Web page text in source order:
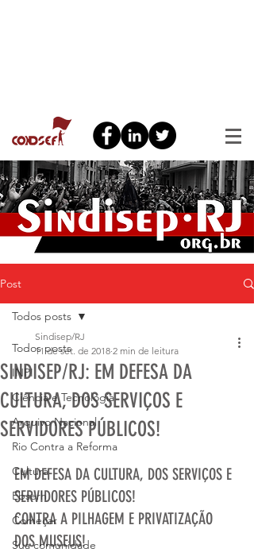
Post
Todos posts
INPI
Ciência e Tecnologia
Arquivo Nacional
Rio Contra a Reforma
Cultura
Ebserh
Começar
Sua comunidade
Todos posts
SINDISEP/RJ: EM DEFESA DA
CULTURA, DOS SERVIÇOS E
SERVIDORES PÚBLICOS!
Sindisep/RJ
11 de set. de 2018 2 min de leitura
EM DEFESA DA CULTURA, DOS SERVIÇOS E
SERVIDORES PÚBLICOS!
CONTRA A PILHAGEM E PRIVATIZAÇÃO
DOS MUSEUS!